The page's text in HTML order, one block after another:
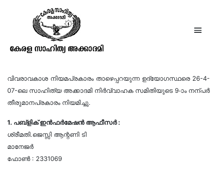
വിവരാവകാശം
വിവരാവകാശ നിയമപ്രകാരം താഴെപ്പറയുന്ന ഉദ്യോഗസ്ഥരെ 26-4-
07-ലെ സാഹിത്യ അക്കാദമി നിര്‍വ്വാഹക സമിതിയുടെ 9-ാം നന്പര്‍
തീരുമാനപ്രകാരം നിയമിച്ചു.
1. പബ്ളിക് ഇന്‍ഫര്‍മേഷന്‍ ആഫീസര്‍ :
ശ്രീമതി.ജെസ്സി ആന്റണി ടി
മാനേജര്‍
ഫോണ്‍ : 2331069